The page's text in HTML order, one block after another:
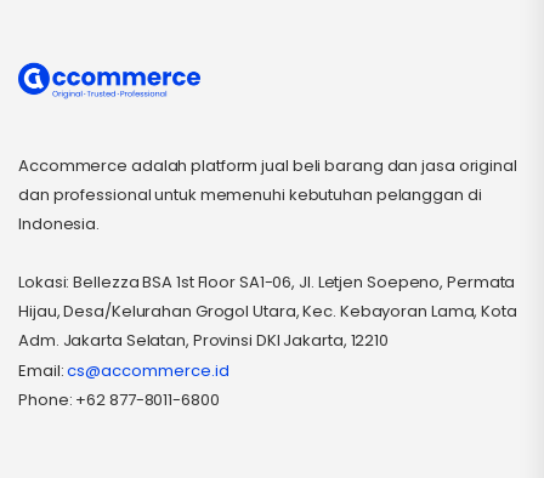
Accommerce adalah platform jual beli barang dan jasa original
dan professional untuk memenuhi kebutuhan pelanggan di
Indonesia.
Lokasi: Bellezza BSA 1st Floor SA1-06, Jl. Letjen Soepeno, Permata
Hijau, Desa/Kelurahan Grogol Utara, Kec. Kebayoran Lama, Kota
Adm. Jakarta Selatan, Provinsi DKI Jakarta, 12210
Email:cs@accommerce.id
Phone: +62 877-8011-6800